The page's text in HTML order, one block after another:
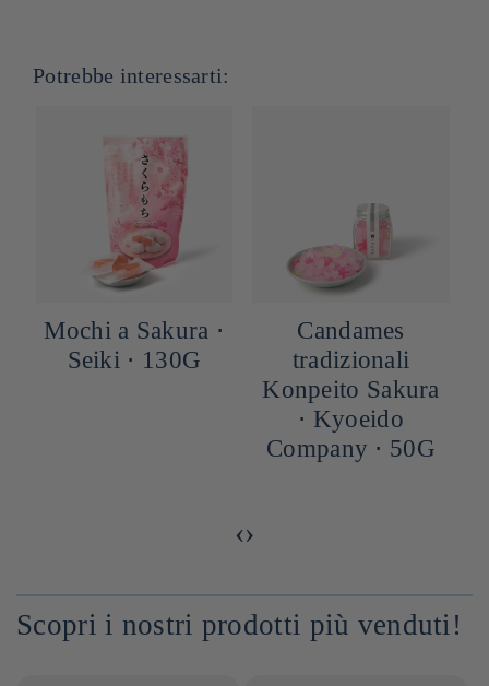
Potrebbe interessarti:
Mochi a Sakura ⋅
Seiki ⋅ 130G
Candames
tradizionali
Konpeito Sakura
⋅ Kyoeido
Company ⋅ 50G
‹›
Scopri i nostri prodotti più venduti!